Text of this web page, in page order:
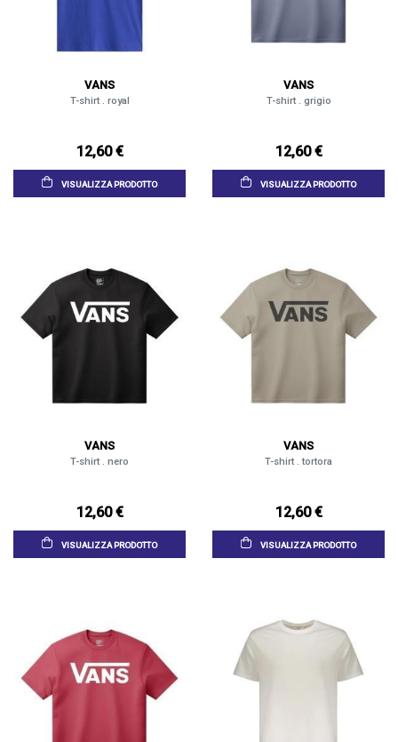
VANS
T-shirt . royal
12,60 €
VISUALIZZA PRODOTTO
VANS
T-shirt . grigio
12,60 €
VISUALIZZA PRODOTTO
VANS
T-shirt . nero
12,60 €
VISUALIZZA PRODOTTO
VANS
T-shirt . tortora
12,60 €
VISUALIZZA PRODOTTO